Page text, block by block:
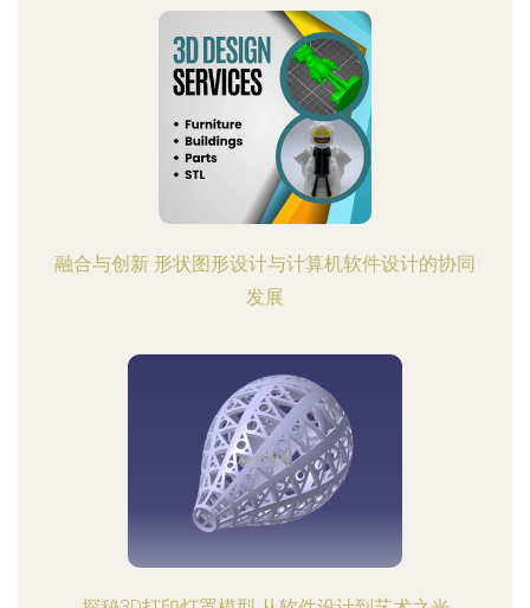
融合与创新 形状图形设计与计算机软件设计的协同
发展